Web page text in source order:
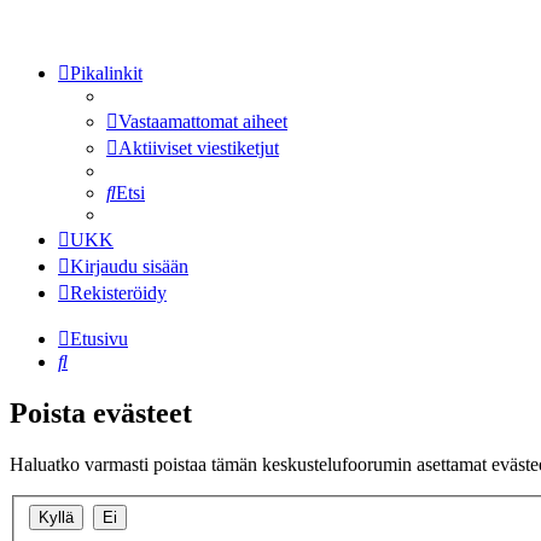
Pikalinkit
Vastaamattomat aiheet
Aktiiviset viestiketjut
Etsi
UKK
Kirjaudu sisään
Rekisteröidy
Etusivu
Etsi
Poista evästeet
Haluatko varmasti poistaa tämän keskustelufoorumin asettamat